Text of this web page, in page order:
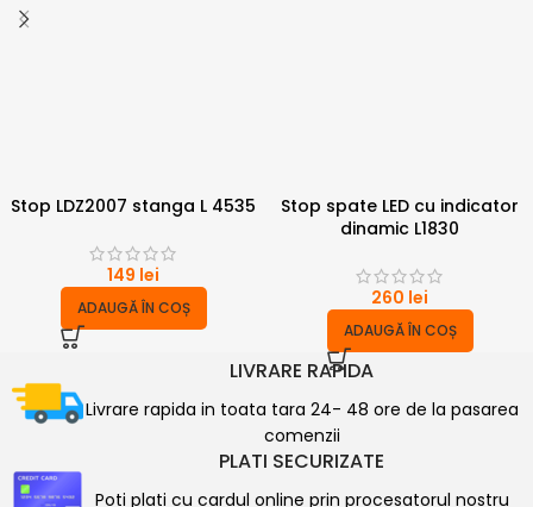
Stop LDZ2007 stanga L 4535
149 lei
ADAUGĂ ÎN COȘ
Stop spate LED cu indicator
dinamic L1830
260 lei
ADAUGĂ ÎN COȘ
LIVRARE RAPIDA
Livrare rapida in toata tara 24- 48 ore de la pasarea
comenzii
PLATI SECURIZATE
Poti plati cu cardul online prin procesatorul nostru